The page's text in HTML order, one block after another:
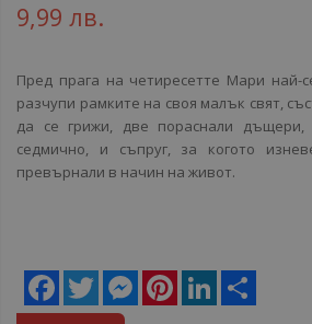
9,99 лв.
Пред прага на четирeсетте Мари най-
разчупи рамките на своя малък свят,
да се грижи, две пораснали
седмично, и съпруг, за когото
превърнали в начин на живот.
Facebook
Twitter MessengerPinterestLinkedIn